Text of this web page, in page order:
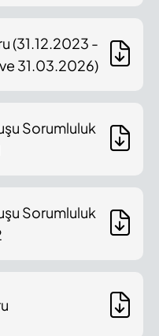
(31.12.2023 -
31.03.2026)
Sorumluluk
Sorumluluk